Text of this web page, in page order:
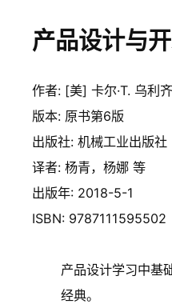
产品设计与
作者: [美] 卡尔·T. 乌利
版本: 原书第6版
出版社: 机械工业出版社
译者: 杨青，杨娜 等
出版年: 2018-5-1
ISBN: 9787111595502
产品设计学习中基
经典。